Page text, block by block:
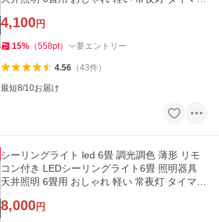
4,100円
15% （558pt） 要エントリー
4.56（43件）
最短8/10お届け
シーリングライト led 6畳 調光調色 薄形 リモ
コン付き LEDシーリングライト6畳 照明器具
天井照明 6畳用 おしゃれ 軽い 常夜灯 タイマー
8,000円